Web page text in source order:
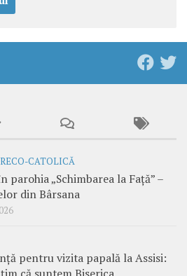
CATOLICĂ
parohia „Schimbarea la Față” –
din Bârsana
pentru vizita papală la Assisi: